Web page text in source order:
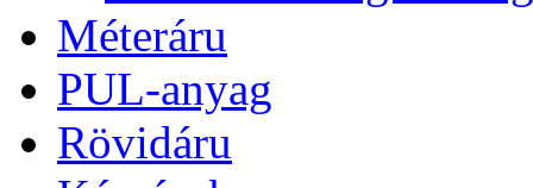
Méteráru
PUL-anyag
Rövidáru